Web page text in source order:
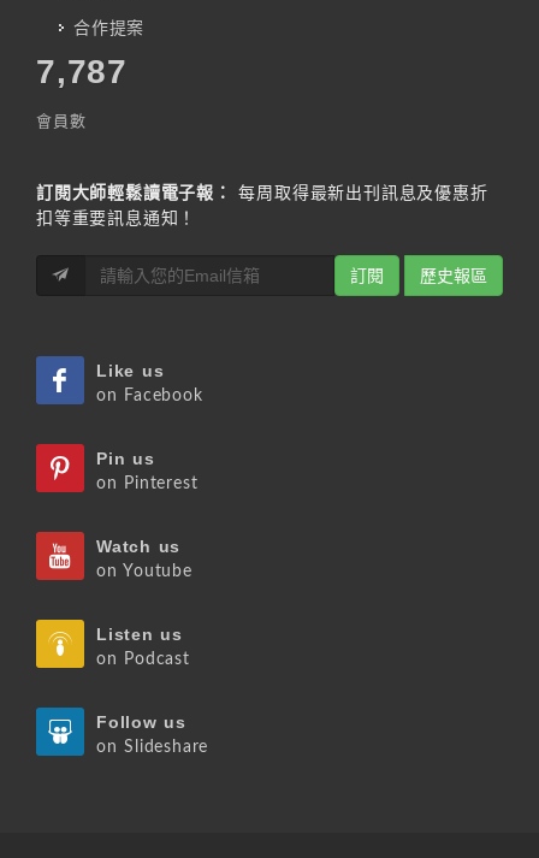
合作提案
7,787
會員數
訂閱大師輕鬆讀電子報：
每周取得最新出刊訊息及優惠折
扣等重要訊息通知！
訂閱 歷史報區
Like us
on Facebook
Pin us
on Pinterest
Watch us
on Youtube
Listen us
on Podcast
Follow us
on Slideshare